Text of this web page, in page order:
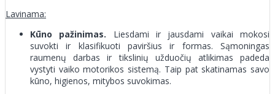
Lavinama:
Kūno pažinimas. Liesdami ir jausdami vaikai mokosi
suvokti ir klasifikuoti paviršius ir formas. Sąmoningas
raumenų darbas ir tikslinių užduočių atlikimas padeda
vystyti vaiko motorikos sistemą. Taip pat skatinamas savo
kūno, higienos, mitybos suvokimas.